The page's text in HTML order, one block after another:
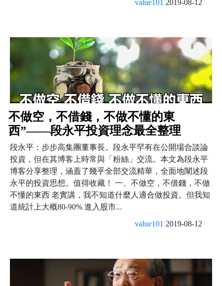
value101 2019-08-12
不做空，不借錢，不做不懂的東
西”——段永平投資理念最全整理
段永平：步步高集團董事長。段永平罕有在公開場合談論
投資，但在其博客上時常與「粉絲」交流。本文為段永平
博客分享整理，涵蓋了幾乎全部交流精華，全面地闡述段
永平的投資思想。值得收藏！ 一、不做空，不借錢，不做
不懂的東西 老實講，我不知道什麼人適合做投資。但我知
道統計上大概80-90% 進入股市...
value101 2019-08-12